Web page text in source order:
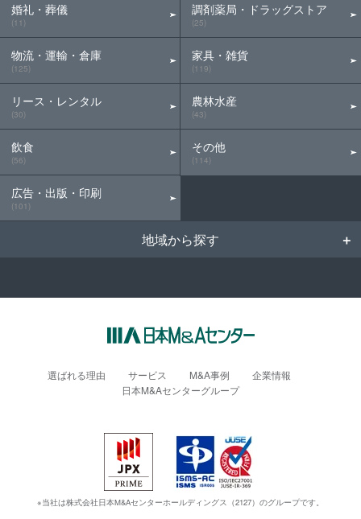
婚礼・葬儀
(11)
物流・運輸・倉庫
(125)
リース・レンタル
(30)
飲食
(56)
広告・出版・印刷
(101)
調剤薬局・ドラッグストア
(25)
家具・雑貨
(119)
農林水産
(43)
その他
(114)
地域から探す
選ばれる理由 サービス M&A事例
企業情報
日本M&Aセンターグループ
※当社は株式会社日本M&Aセンターホールディングス（2127）のグループです。